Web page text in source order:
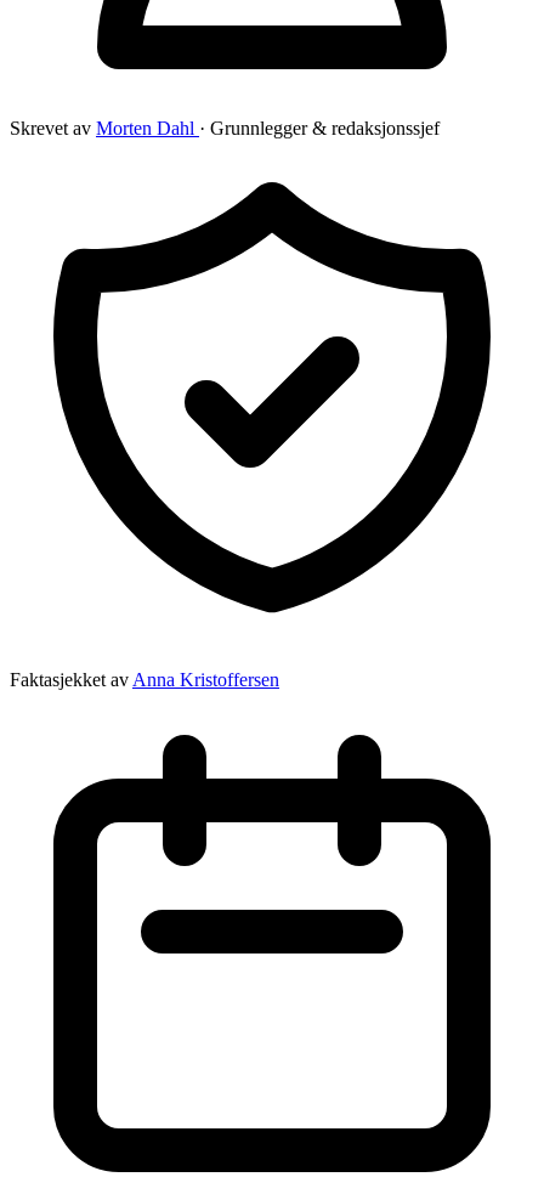
Skrevet av Morten Dahl · Grunnlegger & redaksjonssjef
Faktasjekket av Anna Kristoffersen